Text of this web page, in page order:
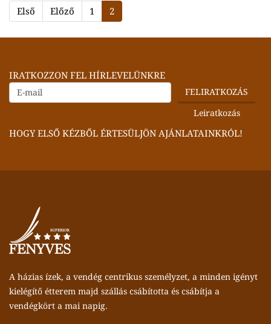
Első Előző 1 2
IRATKOZZON FEL HÍRLEVELÜNKRE
HOGY ELSŐ KÉZBŐL ÉRTESÜLJÖN AJÁNLATAINKRÓL!
A házias ízek, a vendég centrikus személyzet, a minden igényt
kielégítő étterem majd szállás csábította és csábítja a
vendégkört a mai napig.